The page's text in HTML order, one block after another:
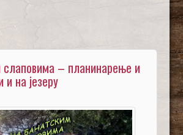
слаповима – планинарење и
на језеру